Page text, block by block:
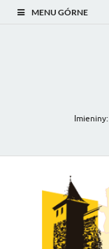
MENU GÓRNE
Imieniny: